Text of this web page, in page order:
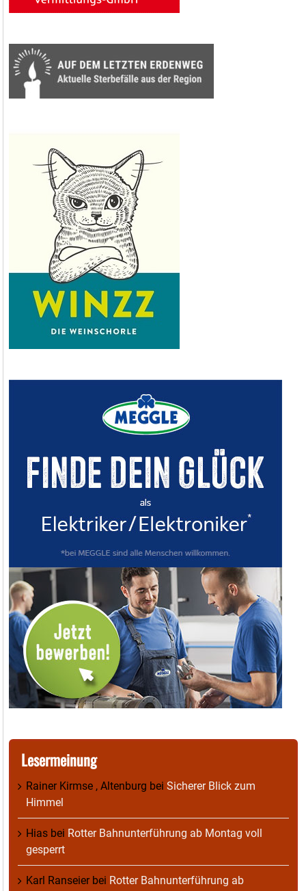
Lesermeinung
Rainer Kirmse , Altenburg bei Sicherer Blick zum
Himmel
Hias bei Rotter Bahnunterführung ab Montag voll
gesperrt
Karl Ranseierbei Rotter Bahnunterführung ab